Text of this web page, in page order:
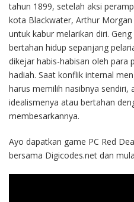
tahun 1899, setelah aksi
kota Blackwater, Arthur
untuk kabur melarikan diri.
bertahan hidup sepanjang
dikejar habis-habisan oleh para
hadiah. Saat konflik internal
harus memilih nasibnya sendiri,
idealismenya atau bertahan
membesarkannya.
Ayo dapatkan game PC Red
bersama Digicodes.net dan